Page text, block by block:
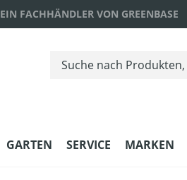
EIN FACHHÄNDLER VON GREENBASE
GARTEN SERVICE MARKEN